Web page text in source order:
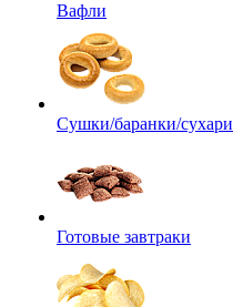
Вафли
Сушки/баранки/сухари
Готовые завтраки